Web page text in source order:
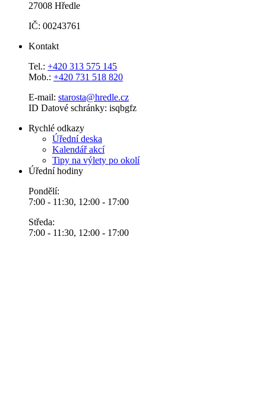
27008 Hředle
IČ: 00243761
Kontakt
Tel.: +420 313 575 145
Mob.: +420 731 518 820
E-mail: starosta@hredle.cz
ID Datové schránky: isqbgfz
Rychlé odkazy
Úřední deska
Kalendář akcí
Tipy na výlety po okolí
Úřední hodiny
Pondělí:
7:00 - 11:30, 12:00 - 17:00
Středa:
7:00 - 11:30, 12:00 - 17:00